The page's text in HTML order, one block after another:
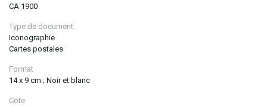
CA 1900
Type de document
Iconographie
Cartes postales
Format
14 x 9 cm ; Noir et blanc
Cote